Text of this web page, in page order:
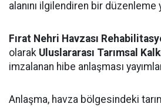
alanını ilgilendiren bir düzenleme
Fırat Nehri Havzası
olarak Uluslararası Tarımsal
imzalanan hibe anlaşması
Anlaşma, havza bölgesindeki